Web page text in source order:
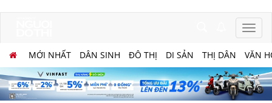
MỚI NHẤT DÂN SINH ĐÔ THỊ DI SẢN THỊ DÂN VĂN